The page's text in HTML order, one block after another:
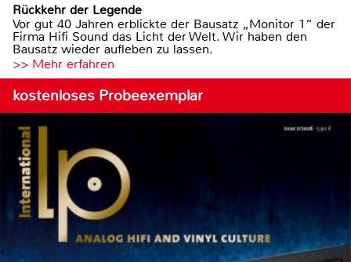
Rückkehr der Legende
Vor gut 40 Jahren erblickte der Bausatz „Monitor 1“ der
Firma Hifi Sound das Licht der Welt. Wir haben den
Bausatz wieder aufleben zu lassen.
>> Mehr erfahren
kostenloses Probeexemplar